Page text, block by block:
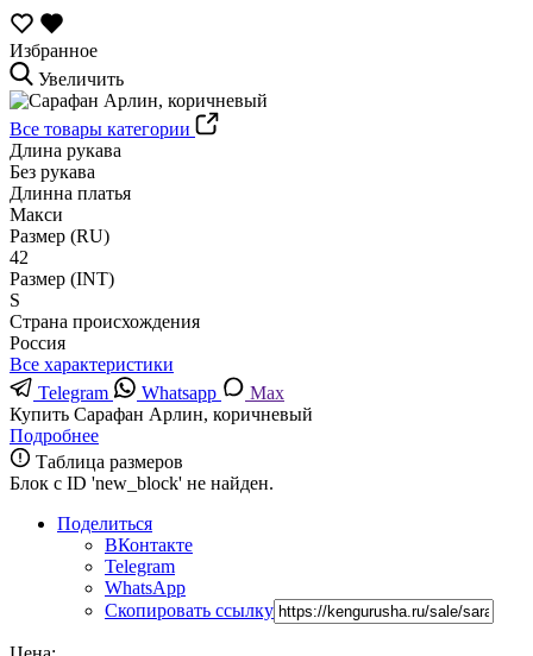
Избранное
Увеличить
Все товары категории
Длина рукава
Без рукава
Длинна платья
Макси
Размер (RU)
42
Размер (INT)
S
Страна происхождения
Россия
Все характеристики
Telegram
Whatsapp
Max
Купить Сарафан Арлин, коричневый
Подробнее
Таблица размеров
Блок с ID 'new_block' не найден.
Поделиться
ВКонтакте
Telegram
WhatsApp
Скопировать ссылку